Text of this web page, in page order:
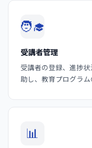
🧑‍🎓
受講者管理
受講者の登録、進捗
助し、教育プログラム
📊